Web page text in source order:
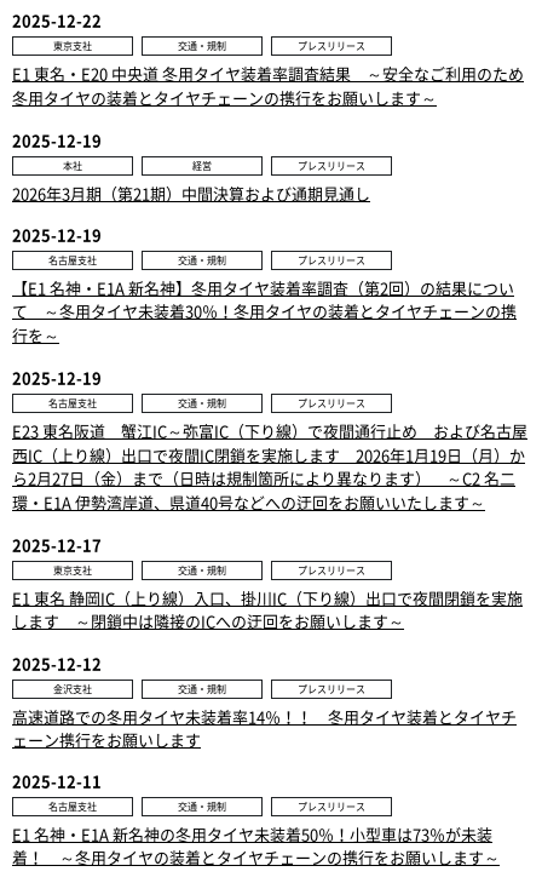
2025-12-22
東京支社 交通・規制 プレスリリース
E1 東名・E20 中央道 冬用タイヤ装着率調査結果 ～安全なご利用のため
冬用タイヤの装着とタイヤチェーンの携行をお願いします～
2025-12-19
本社 経営 プレスリリース
2026年3月期（第21期）中間決算および通期見通し
2025-12-19
名古屋支社 交通・規制 プレスリリース
【E1 名神・E1A 新名神】冬用タイヤ装着率調査（第2回）の結果につい
て ～冬用タイヤ未装着30％！冬用タイヤの装着とタイヤチェーンの携
行を～
2025-12-19
名古屋支社 交通・規制 プレスリリース
E23 東名阪道 蟹江IC～弥富IC（下り線）で夜間通行止め および名古屋
西IC（上り線）出口で夜間IC閉鎖を実施します 2026年1月19日（月）か
ら2月27日（金）まで（日時は規制箇所により異なります） ～C2 名二
環・E1A 伊勢湾岸道、県道40号などへの迂回をお願いいたします～
2025-12-17
東京支社 交通・規制 プレスリリース
E1 東名 静岡IC（上り線）入口、掛川IC（下り線）出口で夜間閉鎖を実施
します ～閉鎖中は隣接のICへの迂回をお願いします～
2025-12-12
金沢支社 交通・規制 プレスリリース
高速道路での冬用タイヤ未装着率14％！！ 冬用タイヤ装着とタイヤチ
ェーン携行をお願いします
2025-12-11
名古屋支社 交通・規制 プレスリリース
E1 名神・E1A 新名神の冬用タイヤ未装着50％！小型車は73％が未装
着！ ～冬用タイヤの装着とタイヤチェーンの携行をお願いします～